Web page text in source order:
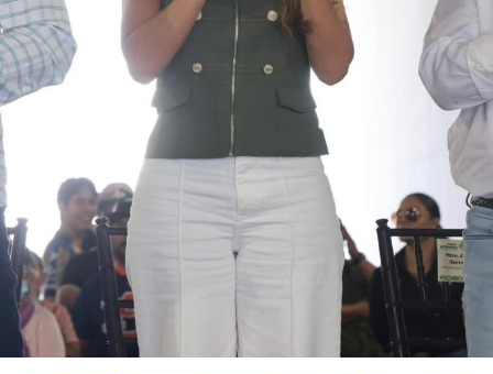
normalistas. Desde el inicio de las primeras carpetas de
investigación, el exmandatario
negó reiteradamente
estar implicado en el caso que hoy motiva su detención.
El periodismo se firma: Ruth González